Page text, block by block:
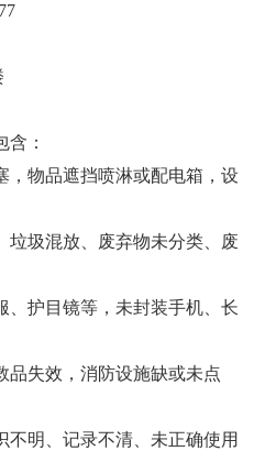
含：
，物品遮挡喷淋或配电箱，设
垃圾混放、废弃物未分类、废
、护目镜等，未封装手机、长
品失效，消防设施缺或未点
不明、记录不清、未正确使用